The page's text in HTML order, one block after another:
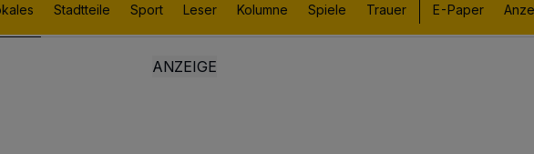
Stadtteile Sport Leser Kolumne Spiele Trauer E-Paper